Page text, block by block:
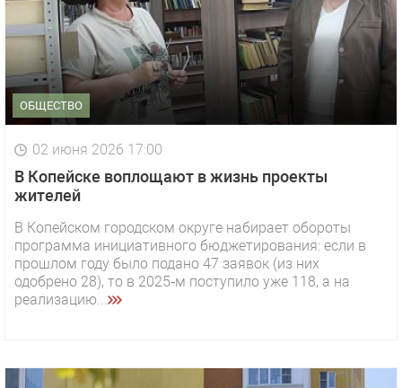
ОБЩЕСТВО
02 июня 2026 17:00
В Копейске воплощают в жизнь проекты
жителей
В Копейском городском округе набирает обороты
программа инициативного бюджетирования: если в
прошлом году было подано 47 заявок (из них
одобрено 28), то в 2025‑м поступило уже 118, а на
реализацию...